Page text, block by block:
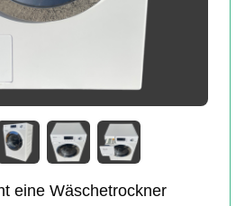
eine Wäschetrockner